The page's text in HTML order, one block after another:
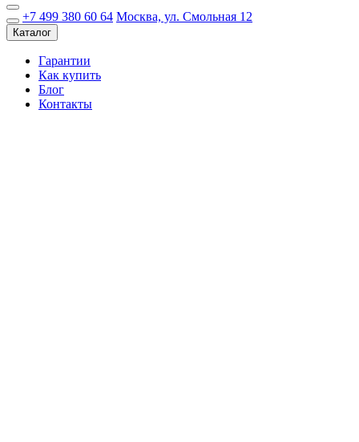
+7 499 380 60 64 Москва, ул. Смольная 12
Каталог
Гарантии
Как купить
Блог
Контакты